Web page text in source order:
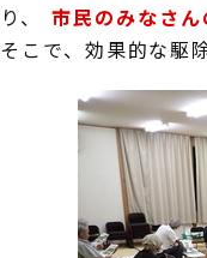
り、市民のみなさ
そこで、効果的な駆